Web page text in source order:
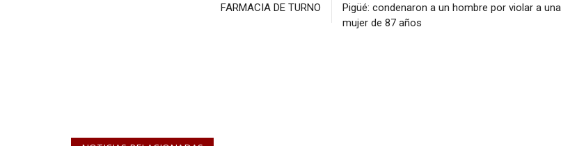
FARMACIA DE TURNO
Pigüé: condenaron a un hombre por violar a una
mujer de 87 años